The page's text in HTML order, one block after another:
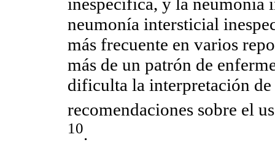
neumonía intersticial
más frecuente en varios
más de un patrón de
dificulta la interpretación
recomendaciones sobre el
10.